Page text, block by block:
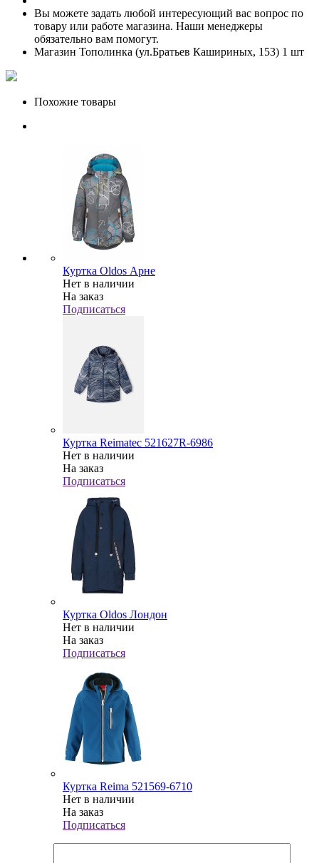
Вы можете задать любой интересующий вас вопрос по
товару или работе магазина. Наши менеджеры
обязательно вам помогут.
Магазин Тополинка (ул.Братьев Кашириных, 153) 1 шт
Похожие товары
Куртка Oldos Арне
Нет в наличии
На заказ
Подписаться
Куртка Reimatec 521627R-6986
Нет в наличии
На заказ
Подписаться
Куртка Oldos Лондон
Нет в наличии
На заказ
Подписаться
Куртка Reima 521569-6710
Нет в наличии
На заказ
Подписаться